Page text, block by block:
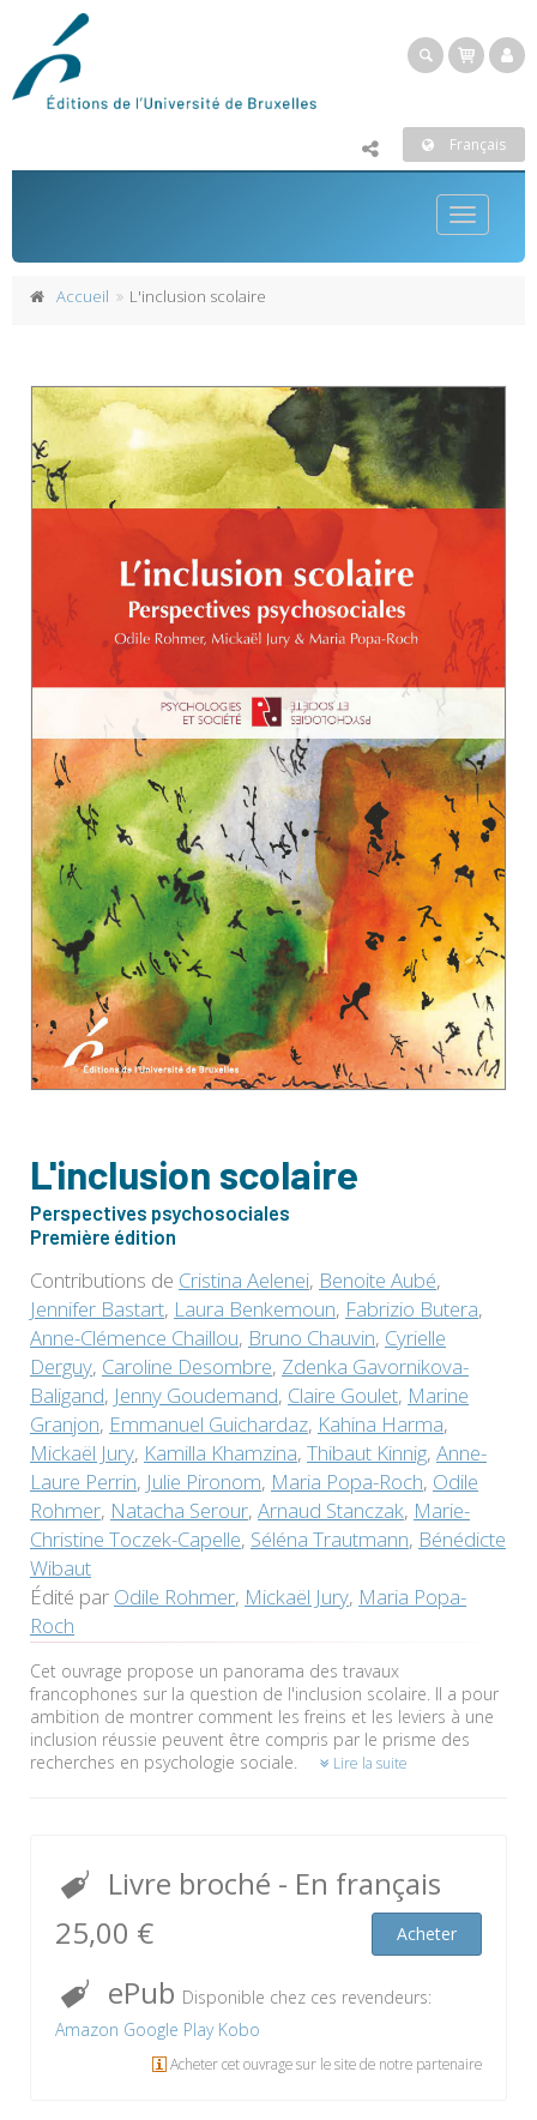
Français
Toggle
Accueil L'inclusion scolaire
L'inclusion scolaire
Perspectives psychosociales
Première édition
Contributions de Cristina Aelenei, Benoite Aubé,
Jennifer Bastart, Laura Benkemoun, Fabrizio Butera,
Anne-Clémence Chaillou, Bruno Chauvin, Cyrielle
Derguy, Caroline Desombre, Zdenka Gavornikova-
Baligand, Jenny Goudemand, Claire Goulet, Marine
Granjon, Emmanuel Guichardaz, Kahina Harma,
Mickaël Jury, Kamilla Khamzina, Thibaut Kinnig, Anne-
Laure Perrin, Julie Pironom, Maria Popa-Roch, Odile
Rohmer, Natacha Serour, Arnaud Stanczak, Marie-
Christine Toczek-Capelle, Séléna Trautmann, Bénédicte
Wibaut
Édité par Odile Rohmer, Mickaël Jury, Maria Popa-
Roch
Cet ouvrage propose un panorama des travaux
francophones sur la question de l'inclusion scolaire. Il a pour
ambition de montrer comment les freins et les leviers à une
inclusion réussie peuvent être compris par le prisme des
recherches en psychologie sociale.
Lire la suite
Livre broché - En français
25,00 €
Acheter
ePub Disponible chez ces revendeurs:
Amazon Google Play Kobo
Acheter cet ouvrage sur le site de notre partenaire